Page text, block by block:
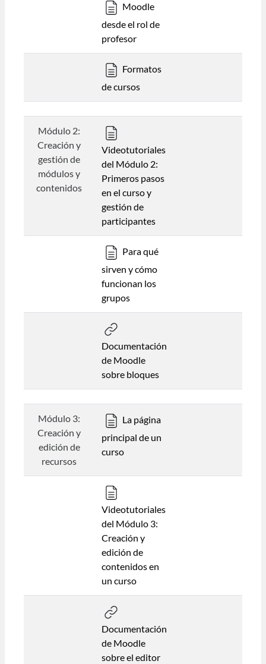
Moodle
desde el rol de
profesor
Formatos
de cursos
Módulo 2:
Creación y
gestión de
módulos y
contenidos
Videotutoriales
del Módulo 2:
Primeros pasos
en el curso y
gestión de
participantes
Para qué
sirven y cómo
funcionan los
grupos
Documentación
de Moodle
sobre bloques
Módulo 3:
Creación y
edición de
recursos
La página
principal de un
curso
Videotutoriales
del Módulo 3:
Creación y
edición de
contenidos en
un curso
Documentación
de Moodle
sobre el editor